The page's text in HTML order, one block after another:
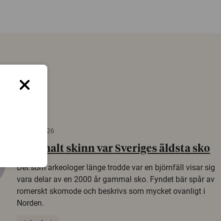
22 juni 2026
Gammalt skinn var Sveriges äldsta sko
Det som arkeologer länge trodde var en björnfäll visar sig
vara delar av en 2000 år gammal sko. Fyndet bär spår av
romerskt skomode och beskrivs som mycket ovanligt i
Norden.